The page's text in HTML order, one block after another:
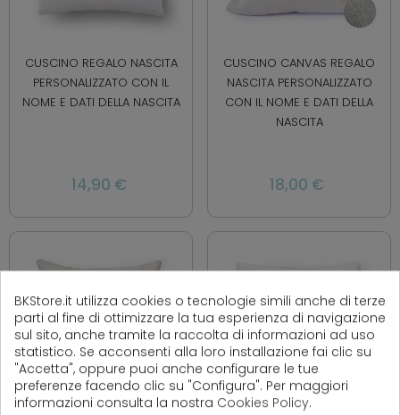
CUSCINO REGALO NASCITA
PERSONALIZZATO CON IL
NOME E DATI DELLA NASCITA
14,90 €
CUSCINO CANVAS REGALO
NASCITA PERSONALIZZATO
CON IL NOME E DATI DELLA
NASCITA
18,00 €
BKStore.it utilizza cookies o tecnologie simili anche di terze
parti al fine di ottimizzare la tua esperienza di navigazione
sul sito, anche tramite la raccolta di informazioni ad uso
statistico. Se acconsenti alla loro installazione fai clic su
"Accetta", oppure puoi anche configurare le tue
preferenze facendo clic su "Configura". Per maggiori
informazioni consulta la nostra Cookies Policy.